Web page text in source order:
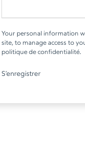
Your personal information
site, to manage access to
politique de confidentialité.
S’enregistrer